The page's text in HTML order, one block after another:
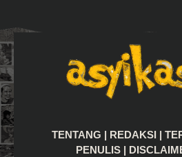
TENTANG REDAKSI
PENULIS